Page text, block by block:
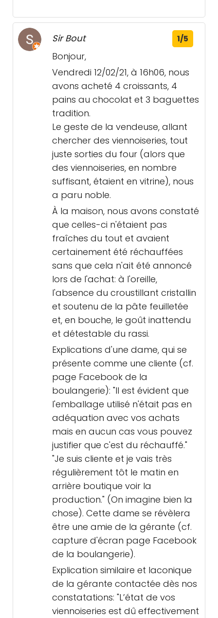
Sir Bout 1/5
Bonjour,
Vendredi 12/02/21, à 16h06, nous
avons acheté 4 croissants, 4
pains au chocolat et 3 baguettes
tradition.
Le geste de la vendeuse, allant
chercher des viennoiseries, tout
juste sorties du four (alors que
des viennoiseries, en nombre
suffisant, étaient en vitrine), nous
a paru noble.
À la maison, nous avons constaté
que celles-ci n'étaient pas
fraîches du tout et avaient
certainement été réchauffées
sans que cela n'ait été annoncé
lors de l'achat: à l'oreille,
l'absence du croustillant cristallin
et soutenu de la pâte feuilletée
et, en bouche, le goût inattendu
et détestable du rassi.
Explications d'une dame, qui se
présente comme une cliente (cf.
page Facebook de la
boulangerie): "Il est évident que
l'emballage utilisé n'était pas en
adéquation avec vos achats
mais en aucun cas vous pouvez
justifier que c'est du réchauffé."
"Je suis cliente et je vais très
régulièrement tôt le matin en
arrière boutique voir la
production." (On imagine bien la
chose). Cette dame se révèlera
être une amie de la gérante (cf.
capture d'écran page Facebook
de la boulangerie).
Explication similaire et laconique
de la gérante contactée dès nos
constatations: "L’état de vos
viennoiseries est dû effectivement